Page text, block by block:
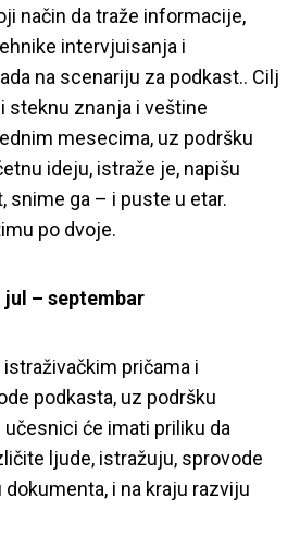
način da traže informacije,
intervjuisanja i
na scenariju za podkast.. Cilj
steknu znanja i veštine
mesecima, uz podršku
ideju, istraže je, napišu
snime ga – i puste u etar.
po dvoje.
jul – septembar
pričama i
podkasta, uz podršku
će imati priliku da
ljude, istražuju, sprovode
i na kraju razviju